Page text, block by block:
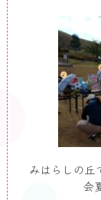
みはらしの丘
会